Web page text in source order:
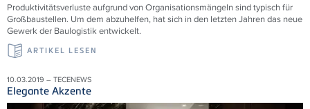
Produktivitätsverluste aufgrund von Organisationsmängeln sind typisch für
Großbaustellen. Um dem abzuhelfen, hat sich in den letzten Jahren das neue
Gewerk der Baulogistik entwickelt.
ARTIKEL LESEN
10.03.2019 – TECENEWS
Elegante Akzente